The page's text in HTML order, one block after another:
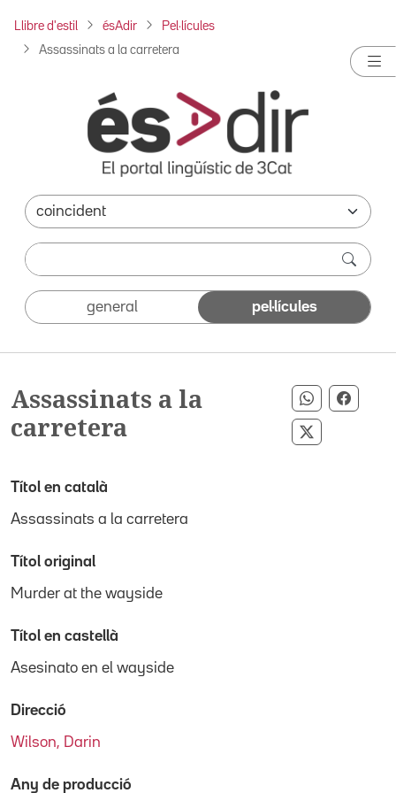
Llibre d'estil ésAdir Pel·lícules
Assassinats a la carretera
general pel·lícules
Assassinats a la
carretera
Compartir
Compartir
Títol en català
Assassinats a la carretera
Títol original
Murder at the wayside
Títol en castellà
Asesinato en el wayside
Direcció
Wilson, Darin
Any de producció